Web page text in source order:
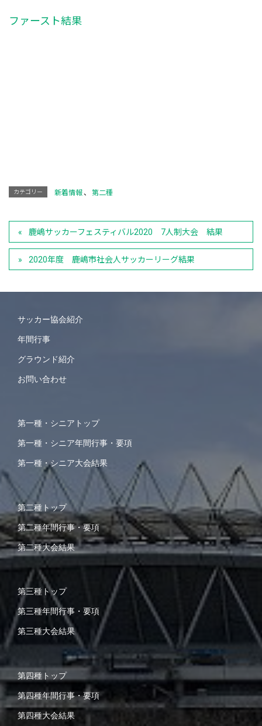
ファースト結果
カテゴリー 新着情報 、 第二種
鹿嶋サッカーフェスティバル2020 7人制大会 結果
2020年度 鹿嶋市社会人サッカーリーグ結果
サッカー協会紹介
年間行事
グラウンド紹介
お問い合わせ
第一種・シニアトップ
第一種・シニア年間行事・要項
第一種・シニア大会結果
第二種トップ
第二種年間行事・要項
第二種大会結果
第三種トップ
第三種年間行事・要項
第三種大会結果
第四種トップ
第四種年間行事・要項
第四種大会結果